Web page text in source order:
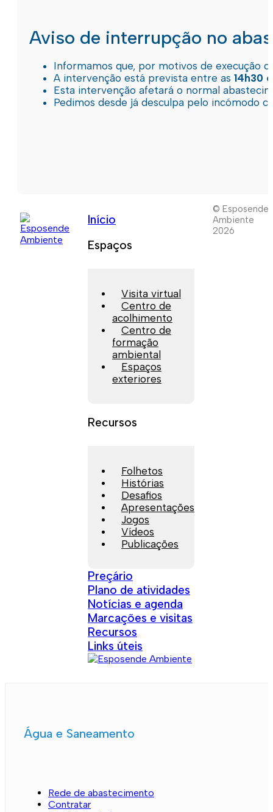
Aviso de interrupção no
Informamos que, por motivos de execução
A intervenção está prevista entre as 14h30
Esta intervenção afetará o normal
Pedimos desde já desculpa pelo incómodo
Início
Espaços
Visita virtual
Centro de
acolhimento
Centro de
formação
ambiental
Espaços
exteriores
Recursos
Folhetos
Histórias
Desafios
Apresentações
Jogos
Vídeos
Publicações
Preçário
Plano de atividades
Notícias e agenda
Marcações e visitas
Recursos
Links úteis
© Esposende
Ambiente
2026
Água e Saneamento
Rede de abastecimento
Contratar